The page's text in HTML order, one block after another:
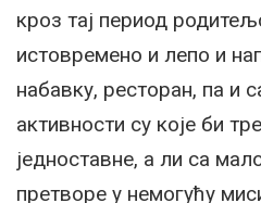
кроз тај период
истовремено и лепо и
набавку, ресторан, па и
активности су које би
једноставне, а ли са
претворе у немогућу